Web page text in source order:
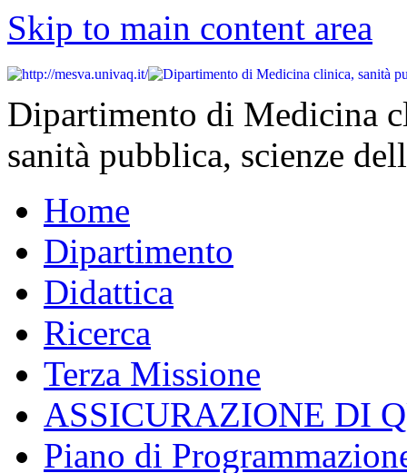
Skip to main content area
Dipartimento di Medicina
sanità pubblica, scienze
Home
Dipartimento
Didattica
Ricerca
Terza Missione
ASSICURAZIONE DI
Piano di